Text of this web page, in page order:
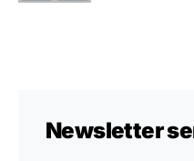
Newsletter